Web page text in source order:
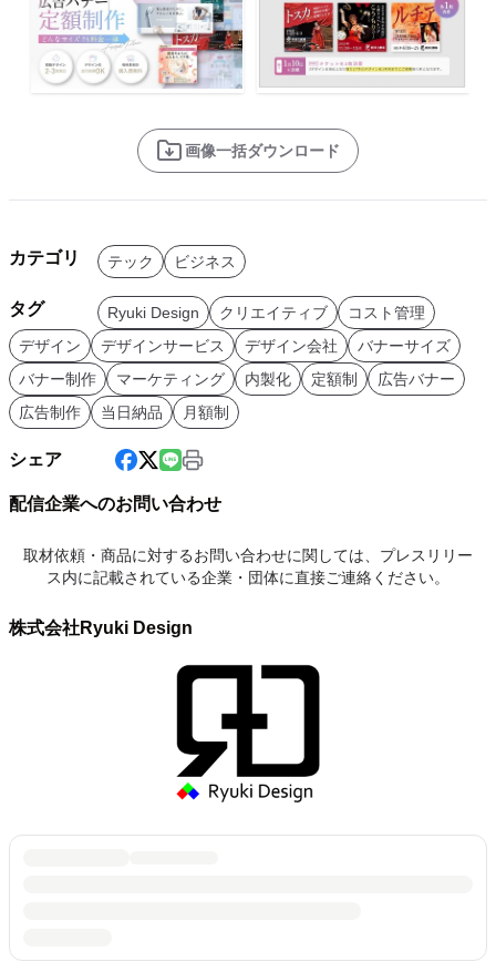
画像一括ダウンロード
カテゴリ テック ビジネス
タグ Ryuki Design クリエイティブ
コスト管理
デザイン
デザインサービス デザイン会社
バナーサイズ
バナー制作
マーケティング 内製化 定額制
広告バナー
広告制作
当日納品 月額制
シェア
配信企業へのお問い合わせ
取材依頼・商品に対するお問い合わせに関しては、プレスリリー
ス内に記載されている企業・団体に直接ご連絡ください。
株式会社Ryuki Design